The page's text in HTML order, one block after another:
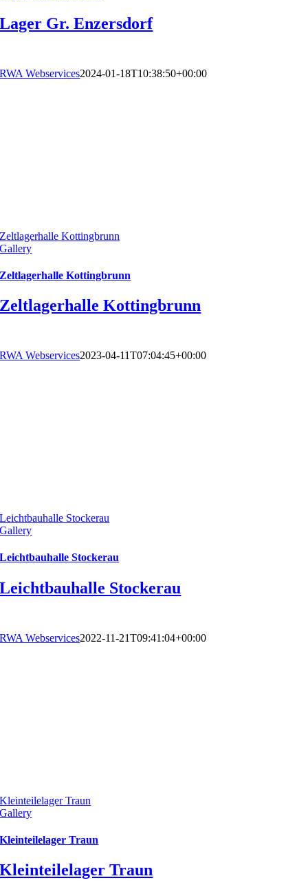
Lager Gr. Enzersdorf
RWA Webservices2024-01-18T10:38:50+00:00
Zeltlagerhalle Kottingbrunn
Gallery
Zeltlagerhalle Kottingbrunn
Zeltlagerhalle Kottingbrunn
RWA Webservices2023-04-11T07:04:45+00:00
Leichtbauhalle Stockerau
Gallery
Leichtbauhalle Stockerau
Leichtbauhalle Stockerau
RWA Webservices2022-11-21T09:41:04+00:00
Kleinteilelager Traun
Gallery
Kleinteilelager Traun
Kleinteilelager Traun